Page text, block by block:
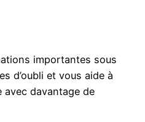
importantes sous
d’oubli et vous aide à
avec davantage de